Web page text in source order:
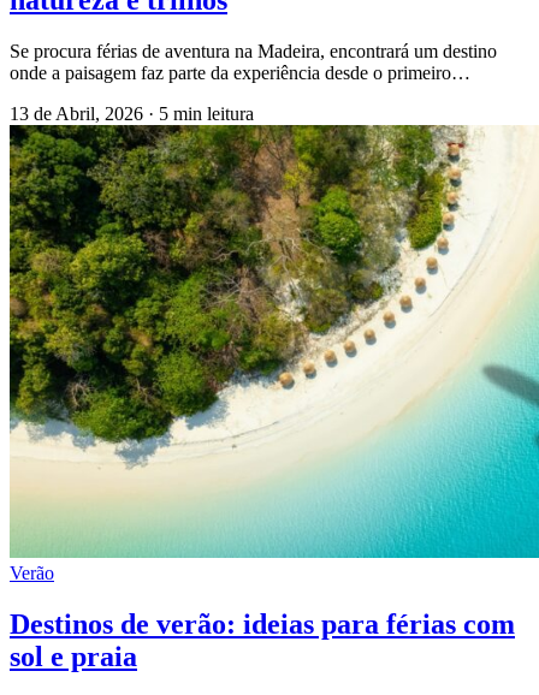
Se procura férias de aventura na Madeira, encontrará um destino
onde a paisagem faz parte da experiência desde o primeiro…
13 de Abril, 2026 · 5 min leitura
Verão
Destinos de verão: ideias para férias com
sol e praia